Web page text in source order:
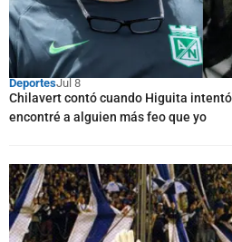
DeportesJul 8
Chilavert contó cuando Higuita
encontré a alguien más feo que yo